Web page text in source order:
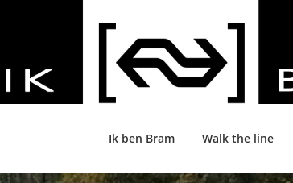
Ik ben Bram Walk the line